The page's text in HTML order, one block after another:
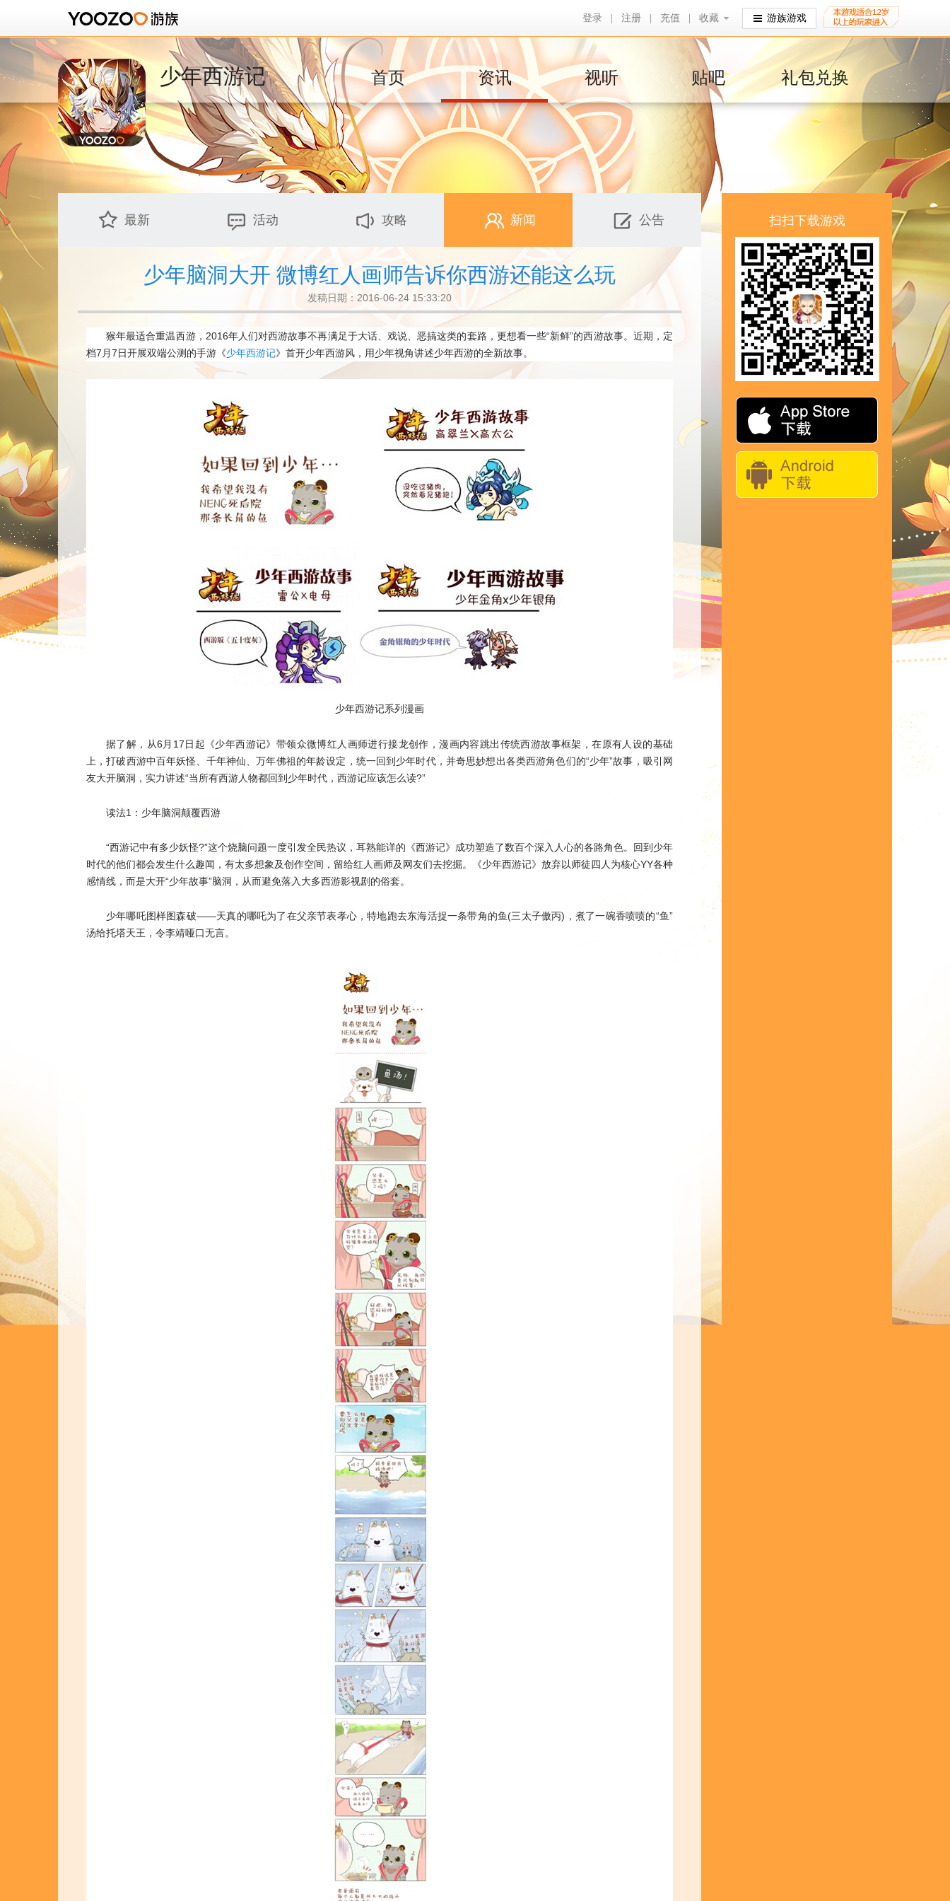
登录 注册 充值 收藏
收藏 游族游戏
少年西游记 首页 资讯 视听 贴吧 礼包兑换
最新 活动 攻略 新闻 公告
少年脑洞大开 微博红人画师告诉你西游还能这么玩
发稿日期：2016-06-24 15:33:20
猴年最适合重温西游，2016年人们对西游故事不再满足于大话、戏说、恶搞这类的套路，更想看一些“新鲜”的西游故事。近期，定
档7月7日开展双端公测的手游《少年西游记》首开少年西游风，用少年视角讲述少年西游的全新故事。
少年西游记系列漫画
据了解，从6月17日起《少年西游记》带领众微博红人画师进行接龙创作，漫画内容跳出传统西游故事框架，在原有人设的基础
上，打破西游中百年妖怪、千年神仙、万年佛祖的年龄设定，统一回到少年时代，并奇思妙想出各类西游角色们的“少年”故事，吸引网
友大开脑洞，实力讲述“当所有西游人物都回到少年时代，西游记应该怎么读?”
读法1：少年脑洞颠覆西游
“西游记中有多少妖怪?”这个烧脑问题一度引发全民热议，耳熟能详的《西游记》成功塑造了数百个深入人心的各路角色。回到少年
时代的他们都会发生什么趣闻，有太多想象及创作空间，留给红人画师及网友们去挖掘。《少年西游记》放弃以师徒四人为核心YY各种
感情线，而是大开“少年故事”脑洞，从而避免落入大多西游影视剧的俗套。
少年哪吒图样图森破——天真的哪吒为了在父亲节表孝心，特地跑去东海活捉一条带角的鱼(三太子傲丙)，煮了一碗香喷喷的“鱼”
汤给托塔天王，令李靖哑口无言。
扫扫下载游戏